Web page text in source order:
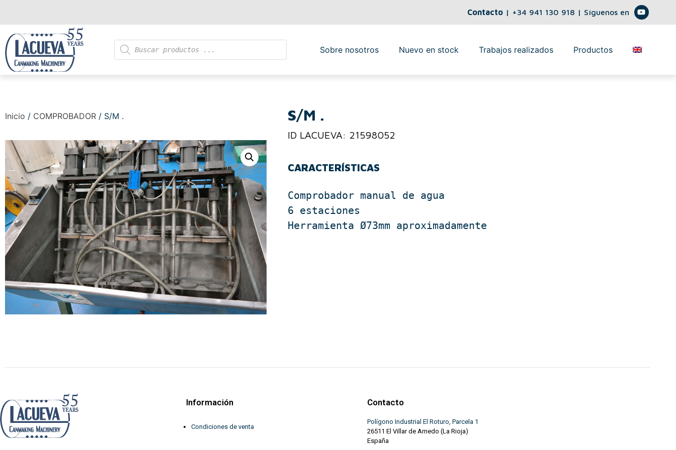
Contacto | +34 941 130 918 | Síguenos en
Sobre nosotros Nuevo en stock Trabajos realizados Productos
Inicio / COMPROBADOR / S/M . S/M .
ID LACUEVA: 21598052
CARACTERÍSTICAS
Comprobador manual de agua
6 estaciones
Herramienta Ø73mm aproximadamente
Información
Condiciones de venta
Contacto
Polígono Industrial El Roturo, Parcela 1
26511 El Villar de Arnedo (La Rioja)
España